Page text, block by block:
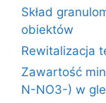
Skład
obiektów
Rewitalizacja
Zawartość
N-NO3-) w